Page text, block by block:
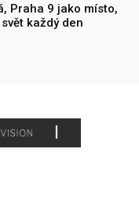
Praha 9 jako místo,
každý den